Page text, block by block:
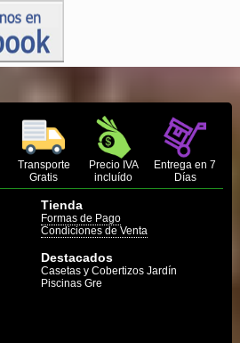
Transporte
Gratis
Precio IVA
incluído
Entrega en 7
Días
Tienda
Formas de Pago
Condiciones de Venta
Destacados
Casetas y Cobertizos Jardín
Piscinas Gre